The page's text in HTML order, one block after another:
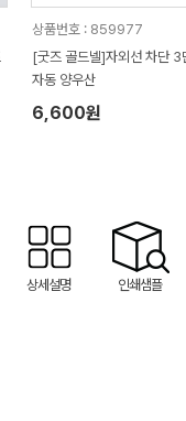
상품번호 : 859977
[굿즈 골드넬]자외선 차단 3
자동 양우산
6,600원
상세설명 인쇄샘플